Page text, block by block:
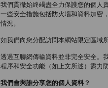
我們貫徹始終竭盡全力保護您的個人
一些安全措施包括防火墻和資料加密
情況。
如我們向您分配訪問本網站限定區域
透過互聯網傳輸資料並非完全安全。
程序和安全功能（如上文所述）盡力
我們會與誰分享您的個人資料？